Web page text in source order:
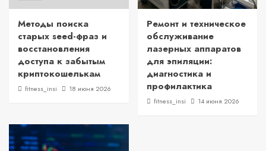
Методы поиска
старых seed-фраз и
восстановления
доступа к забытым
криптокошелькам
fitness_insi 18 июня 2026
Ремонт и техническое
обслуживание
лазерных аппаратов
для эпиляции:
диагностика и
профилактика
fitness_insi 14 июня 2026